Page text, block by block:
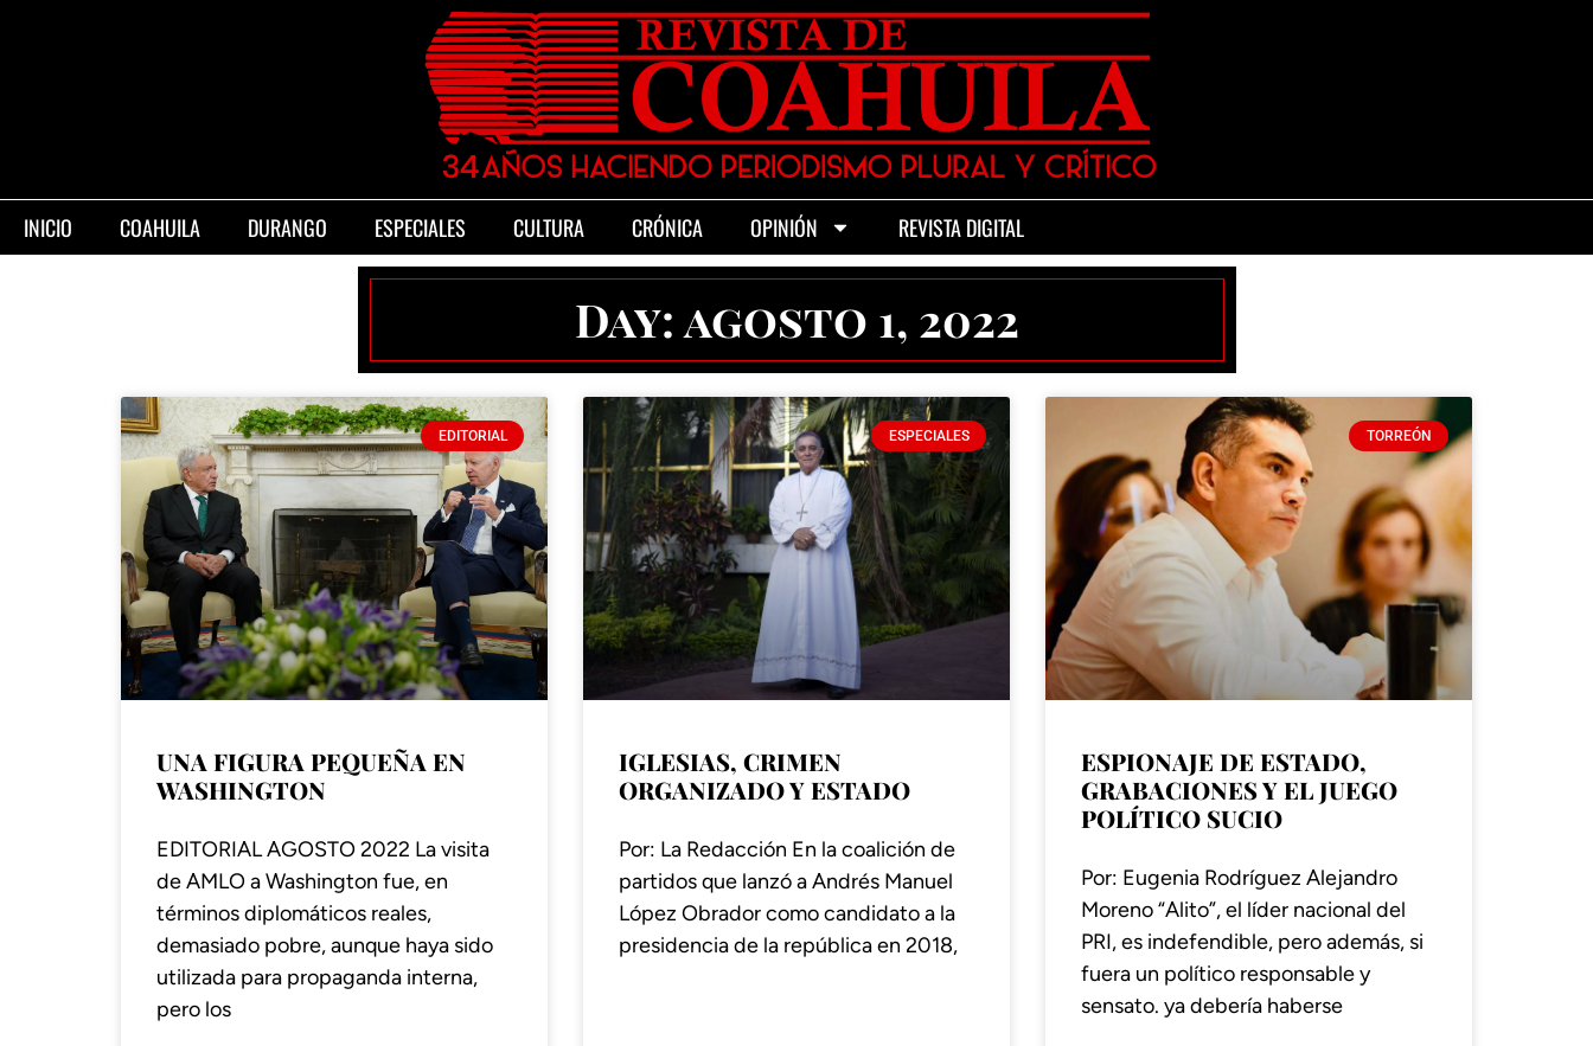
INICIO COAHUILA DURANGO ESPECIALES CULTURA CRÓNICA OPINIÓN REVISTA DIGITAL
Day: agosto 1, 2022
EDITORIAL
UNA FIGURA PEQUEÑA EN
WASHINGTON
EDITORIAL AGOSTO 2022 La visita
de AMLO a Washington fue, en
términos diplomáticos reales,
demasiado pobre, aunque haya sido
utilizada para propaganda interna,
pero los
ESPECIALES
IGLESIAS, CRIMEN
ORGANIZADO Y ESTADO
Por: La Redacción En la coalición de
partidos que lanzó a Andrés Manuel
López Obrador como candidato a la
presidencia de la república en 2018,
TORREÓN
ESPIONAJE DE ESTADO,
GRABACIONES Y EL JUEGO
POLÍTICO SUCIO
Por: Eugenia Rodríguez Alejandro
Moreno “Alito”, el líder nacional del
PRI, es indefendible, pero además, si
fuera un político responsable y
sensato. ya debería haberse